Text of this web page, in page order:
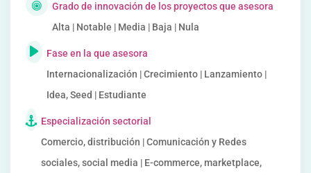
Grado de innovación de los proyectos que asesora
Alta | Notable | Media | Baja | Nula
Fase en la que asesora
Internacionalización | Crecimiento | Lanzamiento |
Idea, Seed | Estudiante
Especialización sectorial
Comercio, distribución | Comunicación y Redes
sociales, social media | E-commerce, marketplace,